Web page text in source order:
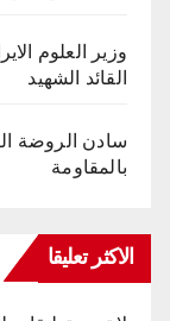
وزير العلوم
القائد الشهيد
سادن الروضة
بالمقاومة
الاكثر تعليقا